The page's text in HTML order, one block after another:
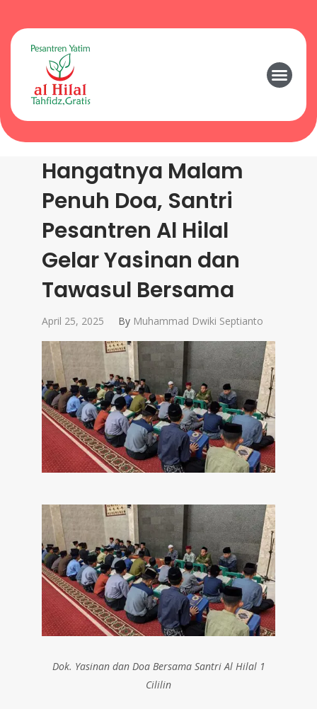
Hangatnya Malam
Penuh Doa, Santri
Pesantren Al Hilal
Gelar Yasinan dan
Tawasul Bersama
April 25, 2025 By Muhammad Dwiki Septianto
Dok. Yasinan dan Doa Bersama Santri Al Hilal 1
Cililin